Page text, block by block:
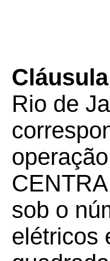
Rio de
sob o
elétricos